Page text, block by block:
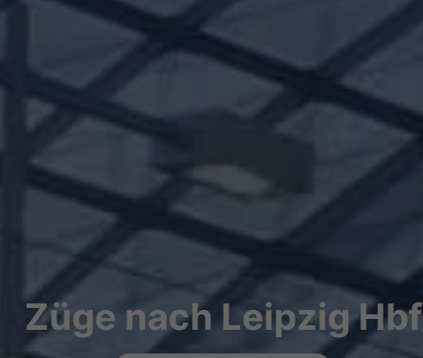
Züge nach Leipzig Hbf